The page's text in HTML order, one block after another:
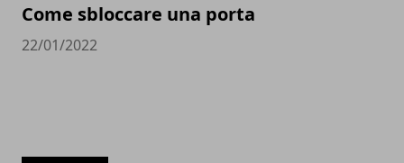
Come sbloccare una porta
22/01/2022